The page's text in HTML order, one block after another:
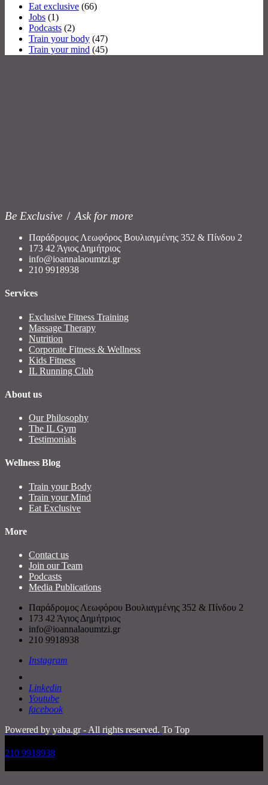
Eat exclusive (66)
Jobs (1)
Podcasts (2)
Train your body (47)
Train your mind (45)
Be Exclusive / Ask for more
Παράδρομος Λεωφόρος Βουλιαγμένης 352 & Πίνδου 2
173 42 Άγιος Δημήτριος
info@ioannalaoumtzi.gr
210 9918938
Services
Exclusive Fitness Training
Massage Therapy
Nutrition
Corporate Fitness & Wellness
Kids Fitness
IL Running Club
About us
Our Philosophy
The IL Gym
Testimonials
Wellness Blog
Train your Body
Train your Mind
Eat Exclusive
More
Contact us
Join our Team
Podcasts
Media Publications
Παράδρομος Λεωφόρου Βουλιαγμένης 352 & Πίνδου 2
173 42 Άγιος Δημήτριος
info@ioannalaoumtzi.gr
210 9918938
Instagram
Linkedin
Youtube
facebook
Powered by yaba.gr - All rights reserved. To Top
210 9918938